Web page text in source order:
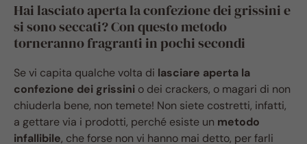
Hai lasciato aperta la confezione dei grissini e
si sono seccati? Con questo metodo
torneranno fragranti in pochi secondi
Se vi capita qualche volta di lasciare aperta la
confezione dei grissini o dei crackers, o magari di non
chiuderla bene, non temete! Non siete costretti, infatti,
a gettare via i prodotti, perché esiste un metodo
infallibile, che forse non vi hanno mai detto, per farli